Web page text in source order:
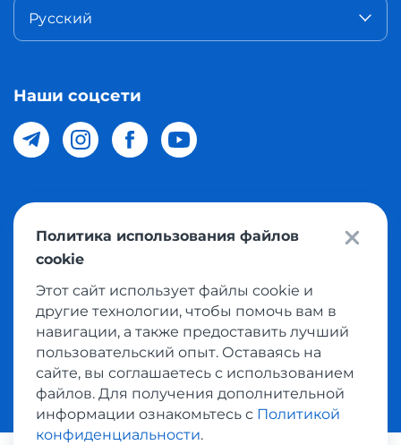
Русский
Наши соцсети
© 2026 Meest Shopping доставка покупок с интернет
магазинов мира в Узбекистан. Все права защищены
Политика конфиденциальности
Условия использования сервисом выкупа товаров
Политика использования файлов
cookie
Этот сайт использует файлы cookie и
другие технологии, чтобы помочь вам в
навигации, а также предоставить лучший
пользовательский опыт. Оставаясь на
сайте, вы соглашаетесь с использованием
файлов. Для получения дополнительной
информации ознакомьтесь с Политикой
конфиденциальности.